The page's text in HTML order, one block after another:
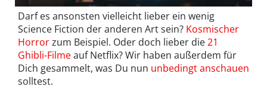
Darf es ansonsten vielleicht lieber ein wenig
Science Fiction der anderen Art sein? Kosmischer
Horrorzum Beispiel. Oder doch lieber die21
Ghibli-Filmeauf Netflix? Wir haben außerdem für
Dich gesammelt, was Du nun unbedingt anschauen
solltest.